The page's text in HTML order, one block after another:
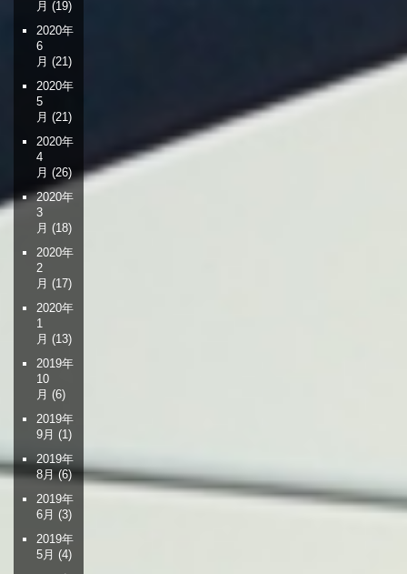
月 (19)
2020年
6
月 (21)
2020年
5
月 (21)
2020年
4
月 (26)
2020年
3
月 (18)
2020年
2
月 (17)
2020年
1
月 (13)
2019年
10
月 (6)
2019年
9月 (1)
2019年
8月(6)
2019年
6月 (3)
2019年
5月 (4)